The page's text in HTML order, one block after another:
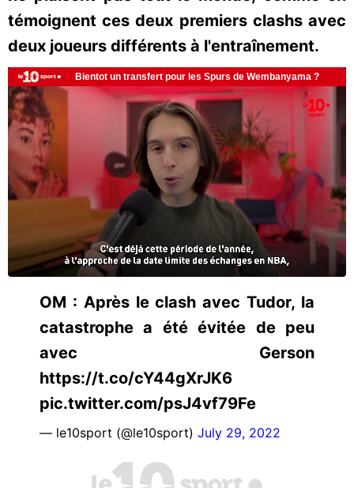
témoignent ces deux premiers clashs avec
deux joueurs différents à l'entraînement.
OM : Après le clash avec Tudor, la
catastrophe a été évitée de peu
avec Gerson
https://t.co/cY44gXrJK6
pic.twitter.com/psJ4vf79Fe
— le10sport (@le10sport) July 29, 2022